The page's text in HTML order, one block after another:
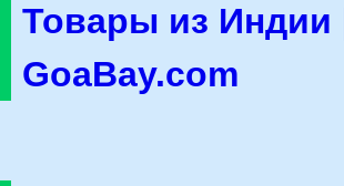
Товары из
GoaBay.com